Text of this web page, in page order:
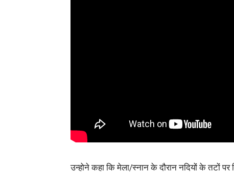
उन्होने कहा कि मेला/स्नान के दौरान नदियों के तटों